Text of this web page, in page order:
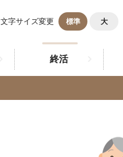
文字サイズ変更 標準
大
終活